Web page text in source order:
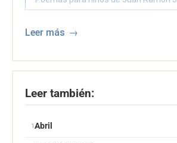
Leer más
Leer también:
Abril